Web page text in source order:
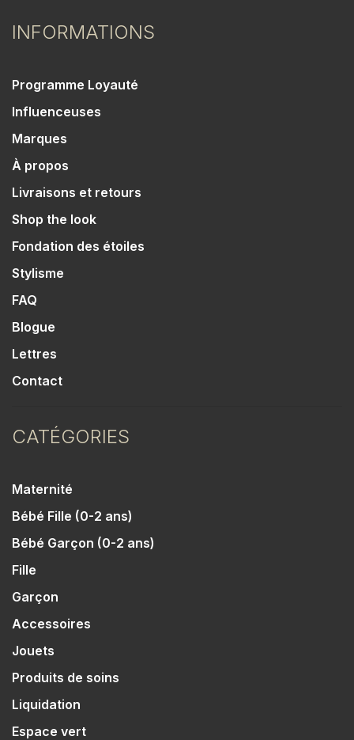
INFORMATIONS
Programme Loyauté
Influenceuses
Marques
À propos
Livraisons et retours
Shop the look
Fondation des étoiles
Stylisme
FAQ
Blogue
Lettres
Contact
CATÉGORIES
Maternité
Bébé Fille (0-2 ans)
Bébé Garçon (0-2 ans)
Fille
Garçon
Accessoires
Jouets
Produits de soins
Liquidation
Espace vert